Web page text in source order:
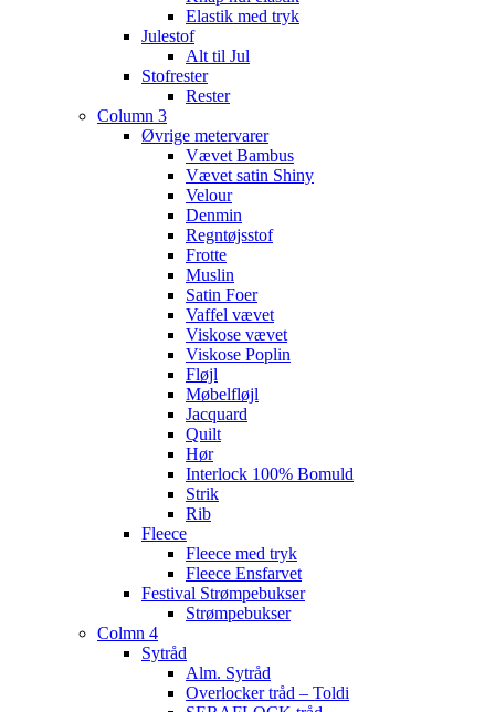
Elastik med tryk
Julestof
Alt til Jul
Stofrester
Rester
Column 3
Øvrige metervarer
Vævet Bambus
Vævet satin Shiny
Velour
Denmin
Regntøjsstof
Frotte
Muslin
Satin Foer
Vaffel vævet
Viskose vævet
Viskose Poplin
Fløjl
Møbelfløjl
Jacquard
Quilt
Hør
Interlock 100% Bomuld
Strik
Rib
Fleece
Fleece med tryk
Fleece Ensfarvet
Festival Strømpebukser
Strømpebukser
Colmn 4
Sytråd
Alm. Sytråd
Overlocker tråd – Toldi